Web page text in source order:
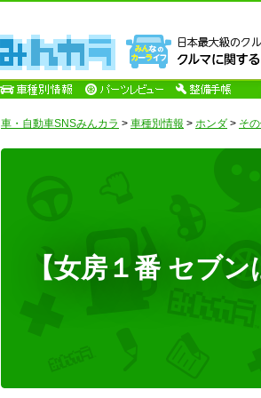
車・自動車SNSみんカラ > 車種別情報 > ホンダ > そ
【女房１番 セブ